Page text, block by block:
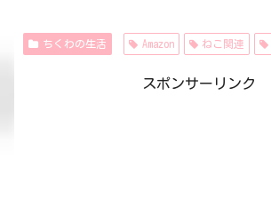
ちくわの生活 Amazon ねこ関連
スポンサーリンク